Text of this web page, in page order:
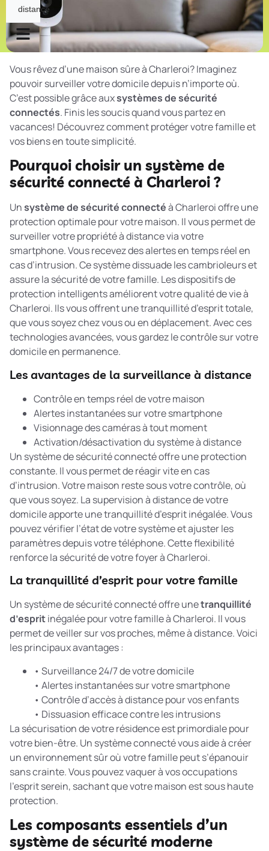
Vous rêvez d’une maison sûre à Charleroi? Imaginez
pouvoir surveiller votre domicile depuis n’importe où.
C’est possible grâce auxsystèmes de sécurité
connectés. Finis les soucis quand vous partez en
vacances! Découvrez comment protéger votre famille et
vos biens en toute simplicité.
Pourquoi choisir un système de
sécurité connecté à Charleroi ?
Unsystème de sécurité connectéà Charleroi offre une
protection optimale pour votre maison. Il vous permet de
surveiller votre propriété à distance via votre
smartphone. Vous recevez des alertes en temps réel en
cas d’intrusion. Ce système dissuade les cambrioleurs et
assure la sécurité de votre famille. Lesdispositifs de
protection intelligentsaméliorent votre qualité de vie à
Charleroi. Ils vous offrent une tranquillité d’esprit totale,
que vous soyez chez vous ou en déplacement. Avec ces
technologies avancées, vous gardez le contrôle sur votre
domicile en permanence.
Les avantages de la surveillance à distance
Contrôle en temps réel de votre maison
Alertes instantanées sur votre smartphone
Visionnage des caméras à tout moment
Activation/désactivation du système à distance
Un système de sécurité connecté offre une protection
constante. Il vous permet de réagir vite en cas
d’intrusion. Votre maison reste sous votre contrôle, où
que vous soyez. La supervision à distancede votre
domicile apporte une tranquillité d’esprit inégalée. Vous
pouvez vérifier l’état de votre système et ajuster les
paramètres depuis votre téléphone. Cette flexibilité
renforce la sécurité de votre foyer à Charleroi.
La tranquillité d’esprit pour votre famille
Un système de sécurité connecté offre unetranquillité
d’espritinégalée pour votre famille à Charleroi. Il vous
permet de veiller sur vos proches, même à distance. Voici
les principaux avantages :
• Surveillance 24/7 de votre domicile
• Alertes instantanées sur votre smartphone
• Contrôle d’accès à distance pour vos enfants
• Dissuasion efficace contre les intrusions
La sécurisation de votre résidenceest primordiale pour
votre bien-être. Un système connecté vous aide à créer
un environnement sûr où votre famille peut s’épanouir
sans crainte. Vous pouvez vaquer à vos occupations
l’esprit serein, sachant que votre maison est sous haute
protection.
Les composants essentiels d’un
système de sécurité moderne
distance